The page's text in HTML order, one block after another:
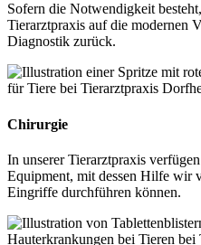
Sofern die Notwendigkeit
Tierarztpraxis auf die modernen
Diagnostik zurück.
Chirurgie
In unserer Tierarztpraxis
Equipment, mit dessen Hilfe wir
Eingriffe durchführen können.